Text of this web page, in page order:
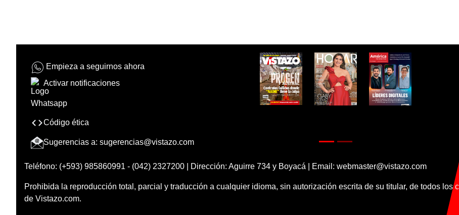
Empieza a seguirnos ahora
Activar notificaciones
Código ética
Sugerencias a: sugerencias@vistazo.com
Teléfono: (+593) 985860991 - (042) 2327200 | Dirección: Aguirre 734 y Boyacá | Email: webmaster@vistazo.com
Prohibida la reproducción total, parcial y traducción a cualquier idioma, sin autorización escrita de su titular, de todos los
de Vistazo.com.